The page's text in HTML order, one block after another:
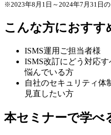
※2023年8月1日～2024年7月31日
こんな方におすす
ISMS運用ご担当者様
ISMS改訂にどう対応
悩んでいる方
自社のセキュリティ体
見直したい方
本セミナーで学べ